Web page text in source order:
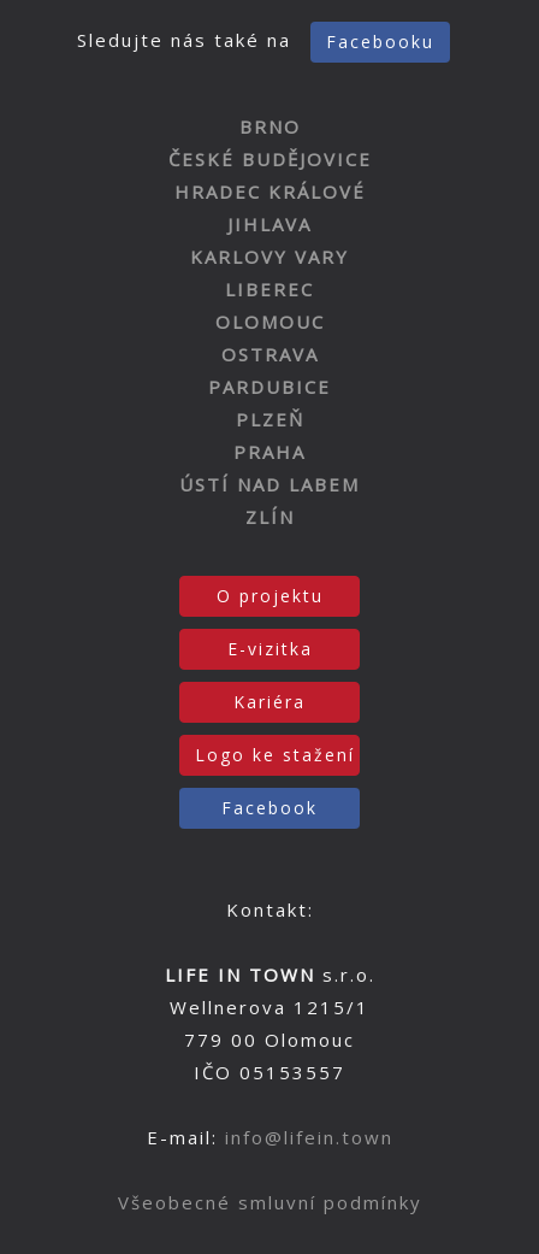
Sledujte nás také na Facebooku
BRNO
ČESKÉ BUDĚJOVICE
HRADEC KRÁLOVÉ
JIHLAVA
KARLOVY VARY
LIBEREC
OLOMOUC
OSTRAVA
PARDUBICE
PLZEŇ
PRAHA
ÚSTÍ NAD LABEM
ZLÍN
O projektu
E-vizitka
Kariéra
Logo ke stažení
Facebook
Kontakt:
LIFE IN TOWN s.r.o.
Wellnerova 1215/1
779 00 Olomouc
IČO 05153557
E-mail: info@lifein.town
Všeobecné smluvní podmínky